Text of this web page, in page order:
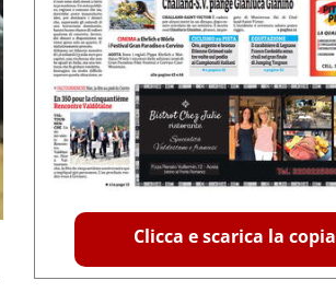
Clicca e scarica la copia